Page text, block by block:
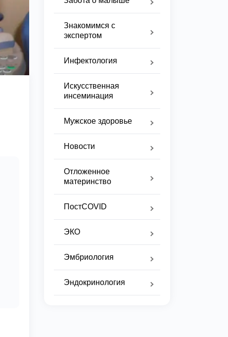
Знакомимся с
экспертом
Инфектология
Искусственная
инсеминация
Мужское здоровье
Новости
Отложенное
материнство
ПостCOVID
ЭКО
Эмбриология
Эндокринология